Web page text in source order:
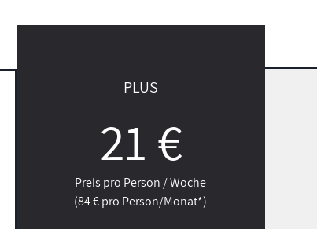
PLUS
21 €
Preis pro Person / Woche
(84 € pro Person/Monat*)